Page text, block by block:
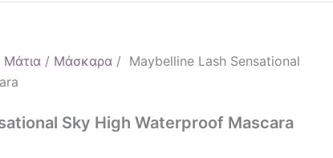
Μάτια / Μάσκαρα / Maybelline Lash Sensational
Sky High Waterproof Mascara